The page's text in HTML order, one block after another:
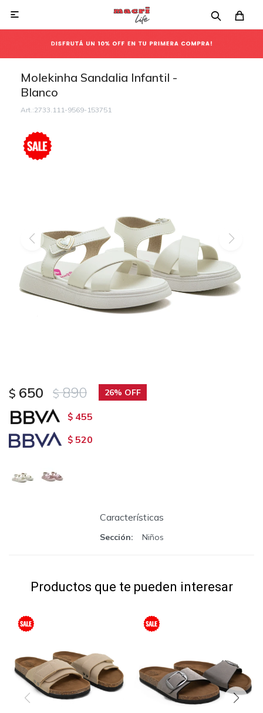

Molekinha Sandalia Infantil -
Blanco
2733.111-9569-153751
$ 650 $ 890 26
$ 455
$ 520
Características
Sección Niños
Productos que te pueden interesar